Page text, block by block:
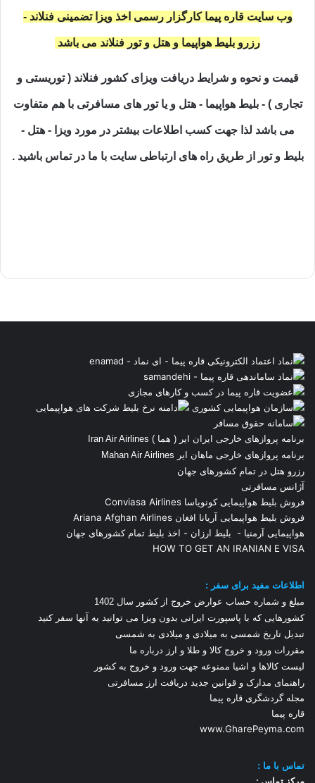
وب سایت قاره پیما کارگزار رسمی اخذ ویزا تضمینی فنلاند -
رزرو بلیط هواپیما و هتل و تور فنلاند می باشد
قیمت و نحوه و شرایط دریافت ویزای کشور فنلاند( توریستی و
تجاری ) - بلیط هواپیما - هتل و یا تور های مسافرتی با هم متفاوت
می باشد لذا جهت کسب اطلاعات بیشتر در مورد ویزا - هتل -
بلیط و تور از طریق راه های ارتباطی سایت با ما در تماس باشید .
برنامه پروازهای خارجی ایران ایر ( هما ) Iran Air Airlines
برنامه پروازهای خارجی ماهان ایر Mahan Air Airlines
رزرو هتل در تمام کشورهای جهان
آژانس مسافرتی
فروش بلیط هواپیمایی کونویاسا Conviasa Airlines
فروش بلیط هواپیمایی آریانا افغان Ariana Afghan Airlines
هواپیمایی آرمنیا - بلیط ارزان - اخذ بلیط تمام کشورهای جهان
HOW TO GET AN IRANIAN E VISA
اطلاعات مفید برای سفر :
مبلغ و شماره حساب عوارض خروج از کشور سال 1 402
کشورهایی که با پاسپورت ایرانی بدون ویزا می توانید به آنها سفر کنید
تبدیل تاریخ شمسی به میلادی و میلادی به شمسی
مقررات ورود و خروج کالا و طلا و ارز درباره ما
لیست کالاها و اشیا ممنوعه جهت ورود و خروج به کشور
راهنمای مدارک و قوانین جدید دریافت ارز مسافرتی
مجله گردشگری قاره پیما
قاره پیما
www.GharePeyma.com
تماس با ما :
مرکز تماس :